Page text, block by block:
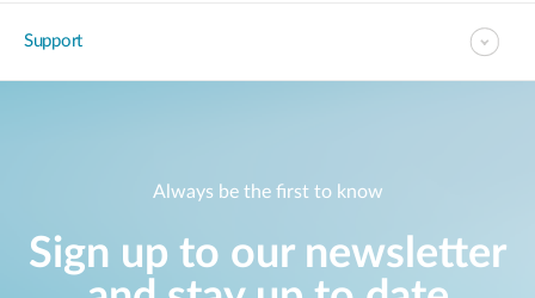
Support
Always be the first to know
Sign up to our newsletter